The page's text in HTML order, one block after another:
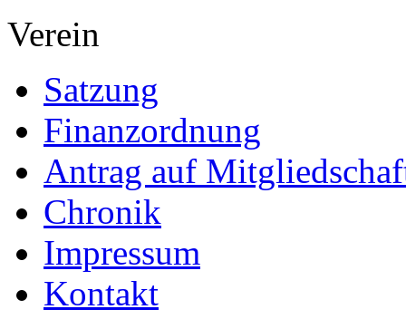
Verein
Satzung
Finanzordnung
Antrag auf
Chronik
Impressum
Kontakt